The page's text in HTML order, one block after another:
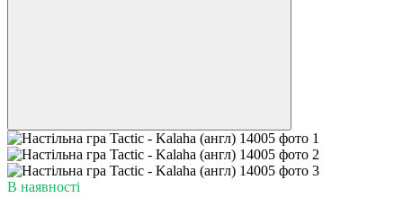
В наявності